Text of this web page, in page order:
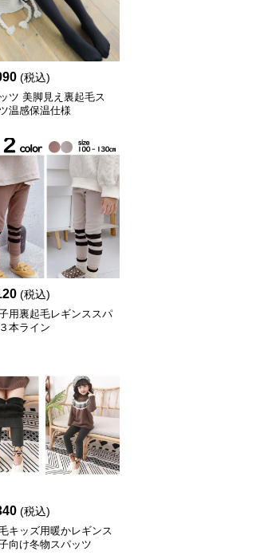
(税込)
ツ 美脚見え裏起毛ス
温感保温仕様
(税込)
用裏起毛レギンススパ
本ライン
(税込)
キッズ用暖かレギンス
向け冬物スパッツ